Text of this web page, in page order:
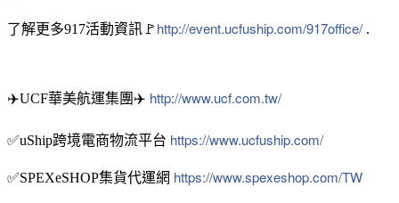
了解更多917活動資訊🚩 http://event.ucfuship.com/917office/ .
✈️UCF華美航運集團✈️ http://www.ucf.com.tw/
✅uShip跨境電商物流平台 https://www.ucfuship.com/
✅SPEXeSHOP集貨代運網 https://www.spexeshop.com/TW️️